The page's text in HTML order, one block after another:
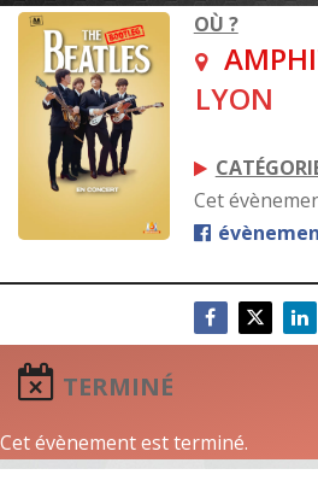
OÙ ?
LYON
Cet
TERMINÉ
Cet évènement est terminé.